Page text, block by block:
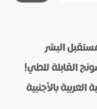
البشر
القابلة للطي!
العربية بالأجنبية